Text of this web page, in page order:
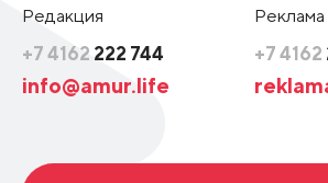
Редакция
+7 4162 222 744
info@amur.life
Реклама
+7 4162